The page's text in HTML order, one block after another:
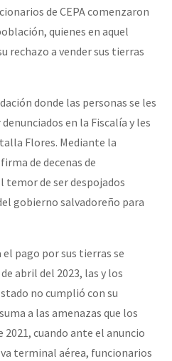
de CEPA comenzaron
quienes en aquel
rechazo a vender sus tierras
donde las personas se les
en la Fiscalía y les
Flores. Mediante la
de decenas de
temor de ser despojados
gobierno salvadoreño para
el pago por sus tierras se
abril del 2023, las y los
no cumplió con su
a las amenazas que los
2021, cuando ante el anuncio
terminal aérea, funcionarios